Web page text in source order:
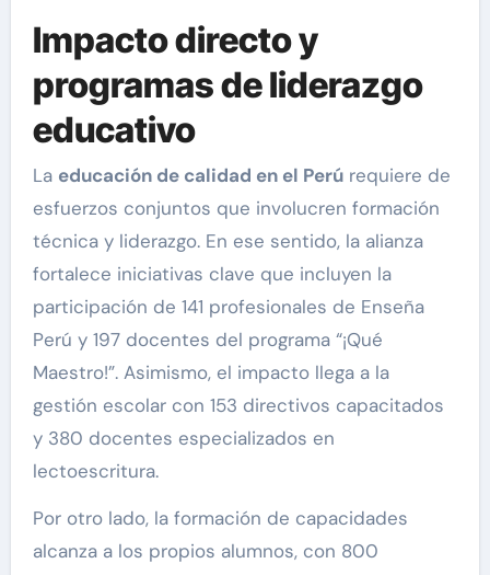
Impacto directo y
programas de liderazgo
educativo
La educación de calidad en el Perúrequiere de
esfuerzos conjuntos que involucren formación
técnica y liderazgo. En ese sentido, la alianza
fortalece iniciativas clave que incluyen la
participación de 141 profesionales de Enseña
Perú y 197 docentes del programa “¡Qué
Maestro!”. Asimismo, el impacto llega a la
gestión escolar con 153 directivos capacitados
y 380 docentes especializados en
lectoescritura.
Por otro lado, la formación de capacidades
alcanza a los propios alumnos, con 800